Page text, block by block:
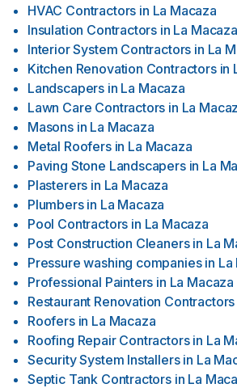
HVAC Contractors in La Macaza
Insulation Contractors in La Macaza
Interior System Contractors in La
Kitchen Renovation Contractors in
Landscapers in La Macaza
Lawn Care Contractors in La
Masons in La Macaza
Metal Roofers in La Macaza
Paving Stone Landscapers in La
Plasterers in La Macaza
Plumbers in La Macaza
Pool Contractors in La Macaza
Post Construction Cleaners in La
Pressure washing companies in La
Professional Painters in La Macaza
Restaurant Renovation Contractors
Roofers in La Macaza
Roofing Repair Contractors in La
Security System Installers in La
Septic Tank Contractors in La